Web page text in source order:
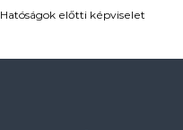
Hatóságok előtti képviselet